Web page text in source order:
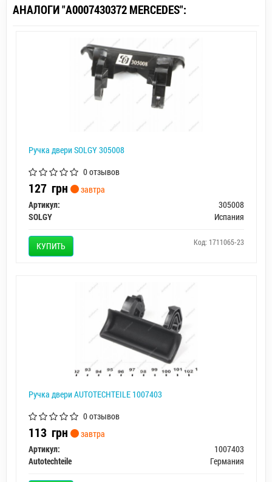
АНАЛОГИ "A0007430372 MERCEDES":
Ручка двери SOLGY 305008
0 отзывов
127 грн
завтра
Артикул:
305008
SOLGY
Испания
КУПИТЬ Код: 1711065-23
Ручка двери AUTOTECHTEILE 1007403
0 отзывов
113 грн
завтра
Артикул:
1007403
Autotechteile
Германия